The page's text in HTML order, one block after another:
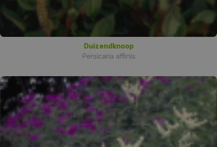
Duizendknoop
Persicaria affinis